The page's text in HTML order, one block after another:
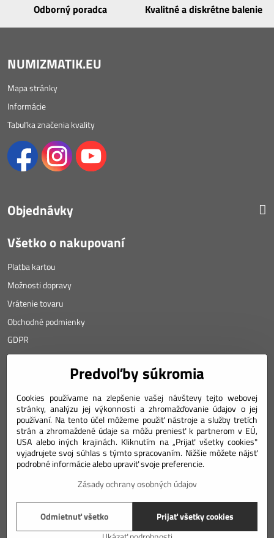
Odborný poradca Kvalitné a diskrétne balenie
NUMIZMATIK.EU
Mapa stránky
Informácie
Tabuľka značenia kvality
Objednávky
Všetko o nakupovaní
Platba kartou
Možnosti dopravy
Vrátenie tovaru
Obchodné podmienky
GDPR
Angyalova 461/75
967 01 Kremnica
SLOVAKIA
Mobil: +421 911 633 688
e-mail: weiss(@)numizmatik.eu
©2026Copyright
Predvoľby súkromia
Zásady ochrany osobných údajov
Podmienky používania
Predvoľby súkromia
Cookies používame na zlepšenie vašej návštevy tejto webovej
stránky, analýzu jej výkonnosti a zhromažďovanie údajov o jej
používaní. Na tento účel môžeme použiť nástroje a služby tretích
strán a zhromaždené údaje sa môžu preniesť k partnerom v EÚ,
USA alebo iných krajinách. Kliknutím na „Prijať všetky cookies"
vyjadrujete svoj súhlas s týmto spracovaním. Nižšie môžete nájsť
podrobné informácie alebo upraviť svoje preferencie.
Zásady ochrany osobných údajov
Prijať všetky cookies
Odmietnuť všetko